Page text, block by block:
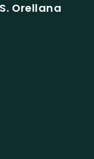
Orellana